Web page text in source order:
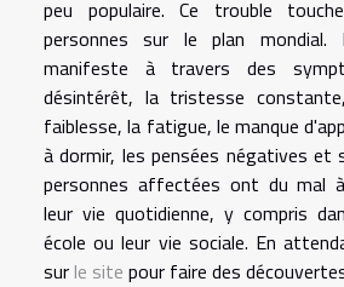
peu populaire. Ce trouble
personnes sur le plan mondial.
manifeste à travers des
désintérêt, la tristesse
faiblesse, la fatigue, le manque
à dormir, les pensées négatives et
personnes affectées ont du mal
leur vie quotidienne, y compris
école ou leur vie sociale. En
sur le site pour faire des